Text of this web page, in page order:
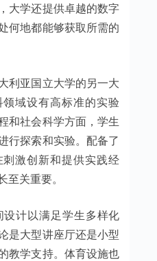
大学还提供卓越的数字
何地都能够获取所需的
利亚国立大学的另一大
域设有高标准的实验
和社会科学方面，学生
行探索和实验。配备了
激创新和提供实践经
关重要。
计以满足学生多样化
是大型讲座厅还是小型
教学支持。体育设施也